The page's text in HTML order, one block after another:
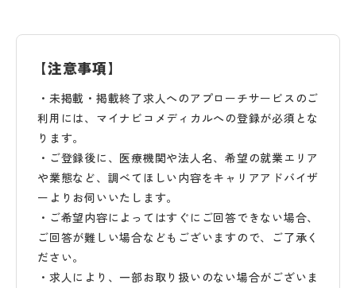
【注意事項】
・未掲載・掲載終了求人へのアプローチサービスのご
利用には、マイナビコメディカルへの登録が必須とな
ります。
・ご登録後に、医療機関や法人名、希望の就業エリア
や業態など、調べてほしい内容をキャリアアドバイザ
ーよりお伺いいたします。
・ご希望内容によってはすぐにご回答できない場合、
ご回答が難しい場合などもございますので、ご了承く
ださい。
・求人により、一部お取り扱いのない場合がございま